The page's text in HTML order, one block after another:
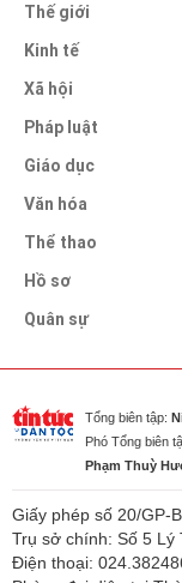
Thế giới
Kinh tế
Xã hội
Pháp luật
Giáo dục
Văn hóa
Thể thao
Hồ sơ
Quân sự
Tổng biên tập:
Phó Tổng biên
Phạm Thuỳ
Giấy phép số 20/GP-
Trụ sở chính: Số 5
Điện thoại: